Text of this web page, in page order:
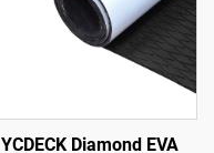
YCDECK Diamond EVA